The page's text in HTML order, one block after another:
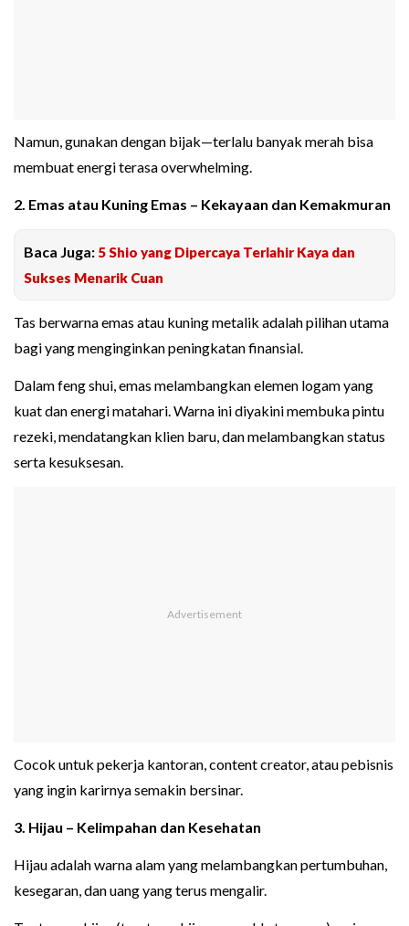
Namun, gunakan dengan bijak—terlalu banyak merah bisa
membuat energi terasa overwhelming.
2. Emas atau Kuning Emas – Kekayaan dan Kemakmuran
Baca Juga: 5 Shio yang Dipercaya Terlahir Kaya dan
Sukses Menarik Cuan
Tas berwarna emas atau kuning metalik adalah pilihan utama
bagi yang menginginkan peningkatan finansial.
Dalam feng shui, emas melambangkan elemen logam yang
kuat dan energi matahari. Warna ini diyakini membuka pintu
rezeki, mendatangkan klien baru, dan melambangkan status
serta kesuksesan.
Cocok untuk pekerja kantoran, content creator, atau pebisnis
yang ingin karirnya semakin bersinar.
3. Hijau – Kelimpahan dan Kesehatan
Hijau adalah warna alam yang melambangkan pertumbuhan,
kesegaran, dan uang yang terus mengalir.